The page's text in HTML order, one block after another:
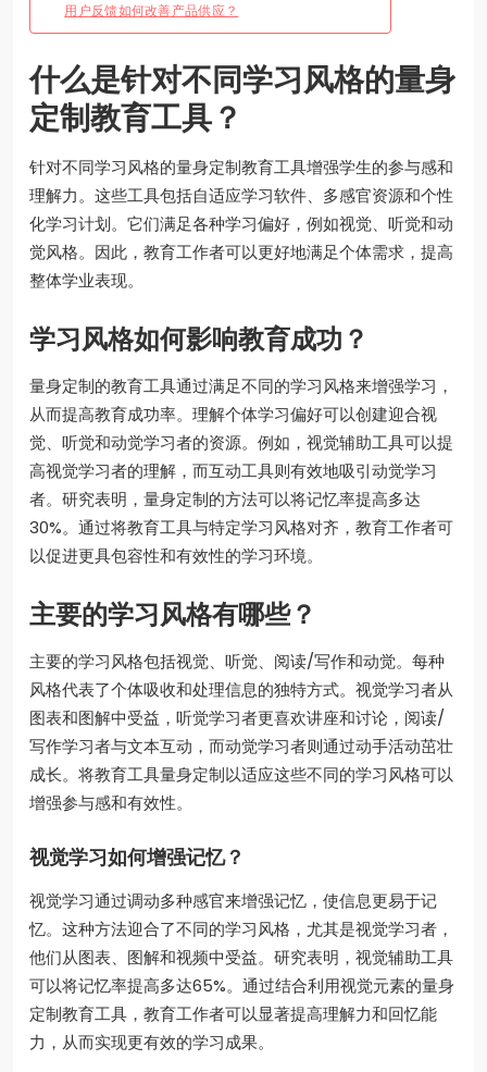
用户反馈如何改善产品供应？
什么是针对不同学习风格的量身
定制教育工具？
针对不同学习风格的量身定制教育工具增强学生的参与感和
理解力。这些工具包括自适应学习软件、多感官资源和个性
化学习计划。它们满足各种学习偏好，例如视觉、听觉和动
觉风格。因此，教育工作者可以更好地满足个体需求，提高
整体学业表现。
学习风格如何影响教育成功？
量身定制的教育工具通过满足不同的学习风格来增强学习，
从而提高教育成功率。理解个体学习偏好可以创建迎合视
觉、听觉和动觉学习者的资源。例如，视觉辅助工具可以提
高视觉学习者的理解，而互动工具则有效地吸引动觉学习
者。研究表明，量身定制的方法可以将记忆率提高多达
30%。通过将教育工具与特定学习风格对齐，教育工作者可
以促进更具包容性和有效性的学习环境。
主要的学习风格有哪些？
主要的学习风格包括视觉、听觉、阅读/写作和动觉。每种
风格代表了个体吸收和处理信息的独特方式。视觉学习者从
图表和图解中受益，听觉学习者更喜欢讲座和讨论，阅读/
写作学习者与文本互动，而动觉学习者则通过动手活动茁壮
成长。将教育工具量身定制以适应这些不同的学习风格可以
增强参与感和有效性。
视觉学习如何增强记忆？
视觉学习通过调动多种感官来增强记忆，使信息更易于记
忆。这种方法迎合了不同的学习风格，尤其是视觉学习者，
他们从图表、图解和视频中受益。研究表明，视觉辅助工具
可以将记忆率提高多达65%。通过结合利用视觉元素的量身
定制教育工具，教育工作者可以显著提高理解力和回忆能
力，从而实现更有效的学习成果。